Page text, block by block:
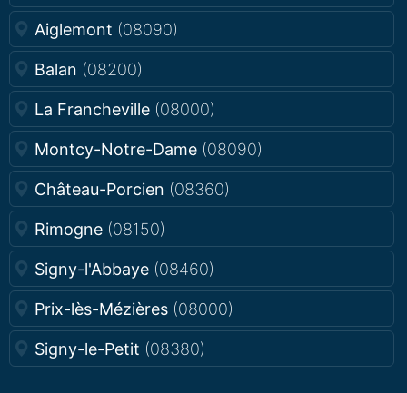
Aiglemont (08090)
Balan (08200)
La Francheville (08000)
Montcy-Notre-Dame (08090)
Château-Porcien (08360)
Rimogne (08150)
Signy-l'Abbaye (08460)
Prix-lès-Mézières (08000)
Signy-le-Petit (08380)